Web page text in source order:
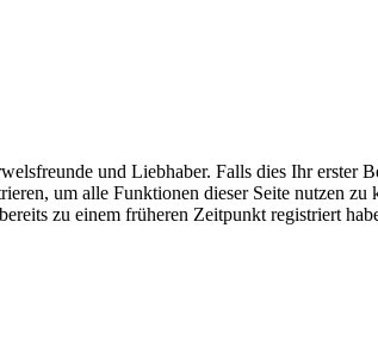
und Liebhaber. Falls dies Ihr erster
um alle Funktionen dieser Seite nutzen zu
zu einem früheren Zeitpunkt registriert